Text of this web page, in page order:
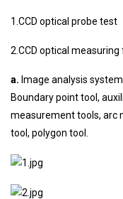
1.CCD optical probe test
2.CCD optical measuring
a. Image analysis
Boundary point tool,
measurement tools, arc
tool, polygon tool.